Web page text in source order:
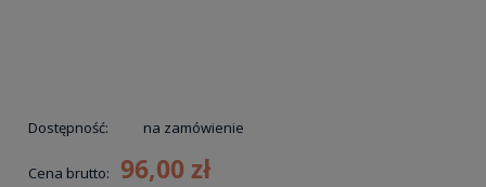
Dostępność: na zamówienie
Cena brutto: 96,00 zł